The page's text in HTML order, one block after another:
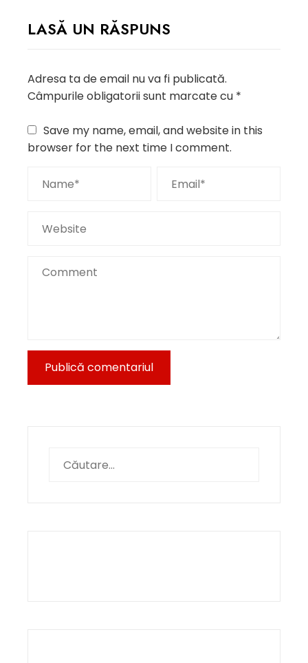
LASĂ UN RĂSPUNS
Adresa ta de email nu va fi publicată.
Câmpurile obligatorii sunt marcate cu *
Save my name, email, and website in this
browser for the next time I comment.
după: